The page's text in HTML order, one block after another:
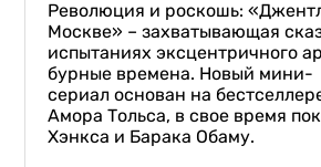
Революция и роскошь:
Москве» – захватывающая
испытаниях эксцентричного
бурные времена. Новый мини-
сериал основан на
Амора Тольса, в свое время
Хэнкса и Барака Обаму.